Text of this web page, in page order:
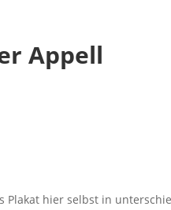
Appell
Plakat hier selbst in